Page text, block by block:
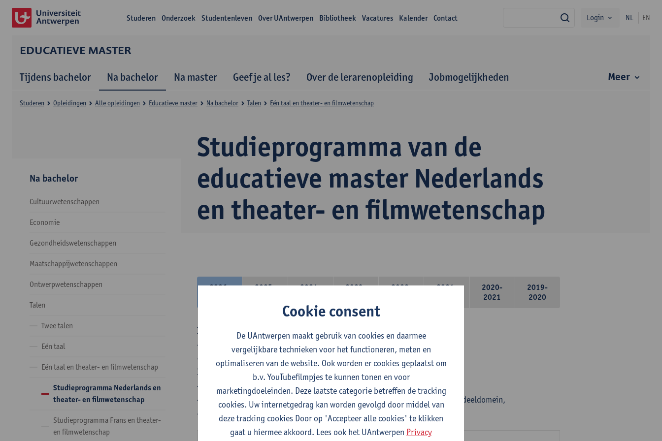
Studeren Onderzoek Studentenleven Over UAntwerpen Bibliotheek Vacatures Kalender Contact zoekLogin NL EN
EDUCATIEVE MASTER
Tijdens bachelor Na bachelor Na master Geef je al les? Over de lerarenopleiding Jobmogelijkheden Meer
Studieprogramma van de
educatieve master Nederlands
en theater- en filmwetenschap
Studeren Opleidingen Alle opleidingen Educatieve master Na bachelor Talen Eén taal en theater- en filmwetenschap
Na bachelor
Cultuurwetenschappen
Economie
Gezondheidswetenschappen
Maatschappijwetenschappen
Ontwerpwetenschappen
Talen
Twee talen
Eén taal
Eén taal en theater- en filmwetenschap
Studieprogramma Nederlands en
theater- en filmwetenschap
Studieprogramma Frans en theater-
en filmwetenschap
2026-
2025-
2024-
2023-
2022-
2021-
2020-
2021
2019-
2020
In de lerarencomponent heb je volgende keuze :
- Optie A : je kiest twee vakdidactieken
- Optie B: je kiest één vakdidactiek en een profilering
In de domeincomponent neem je 60 studiepunten op:
- 1 verplicht algemeen opleidingsonderdeel van 6 studiepunten,
- 24 of 30 studiepunten Nederlands en telkens minimum 6 studiepunten per deeldomein,
- 24 of 30 studiepunten theater- en filmwetenschap.
Cookie consent
De UAntwerpen maakt gebruik van cookies en daarmee
vergelijkbare technieken voor het functioneren, meten en
optimaliseren van de website. Ook worden er cookies geplaatst om
b.v. YouTubefilmpjes te kunnen tonen en voor
marketingdoeleinden. Deze laatste categorie betreffen de tracking
cookies. Uw internetgedrag kan worden gevolgd door middel van
deze tracking cookies Door op 'Accepteer alle cookies' te klikken
gaat u hiermee akkoord. Lees ook het UAntwerpen Privacy